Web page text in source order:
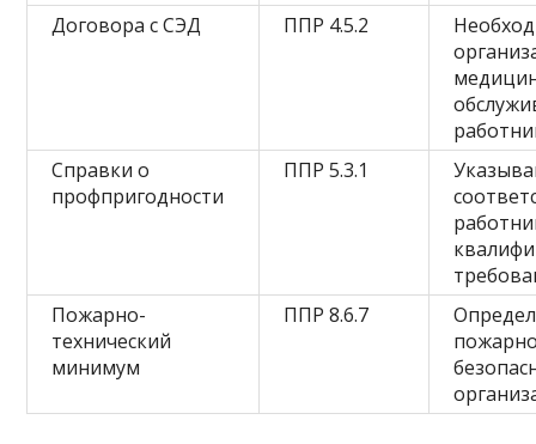
Договора с СЭД
ППР 4.5.2
Справки о
профпригодности
ППР 5.3.1
Пожарно-
технический
минимум
ППР 8.6.7